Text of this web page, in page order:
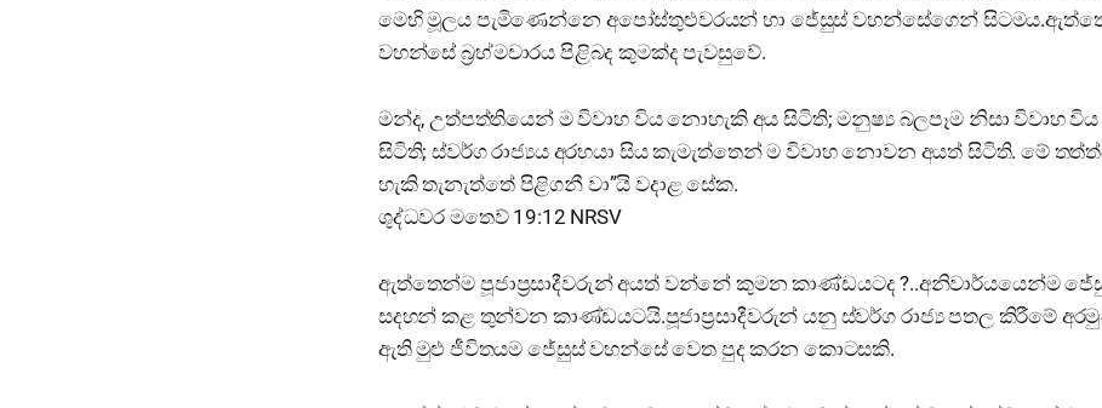
මෙහි මූලය පැමිණෙන්නෙ අපෝස්තුළුවරයන් හා ජේසුස් වහන්සේගෙන්
වහන්සේ බ්‍රහ්මචාරය පිළිබද කුමක්ද පැවසුවේ.
මන්ද, උත්පත්තියෙන් ම විවාහ විය නොහැකි අය සිටිති; මනුෂ්‍ය බලපෑම නිසා විවාහ
සිටිති; ස්වර්ග රාජ්‍යය අරභයා සිය කැමැත්තෙන් ම විවාහ නොවන අයත් සිටිති. මේ
හැකි තැනැත්තේ පිළිගනී වා”යි වදාළ සේක.
ශුද්ධවර මතෙව් 19:12 NRSV
ඇත්තෙන්ම පූජාප්‍රසාදීවරුන් අයත් වන්නේ කුමන කාණ්ඩයටද ?..අනිවාර්යයෙන්ම
සදහන් කළ තුන්වන කාණ්ඩයටයි.පූජාප්‍රසාදීවරුන් යනු ස්වර්ග රාජ්‍ය පතල කිරීමේ
ඇති මුළු ජීවිතයම ජේසුස් වහන්සේ වෙත පුද කරන කොටසකි.